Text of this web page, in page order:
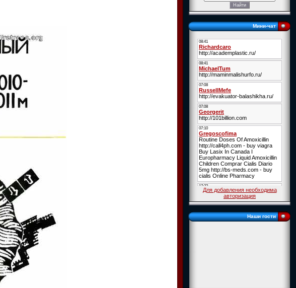
Мини-чат
Для добавления необходима
авторизация
Наши гости